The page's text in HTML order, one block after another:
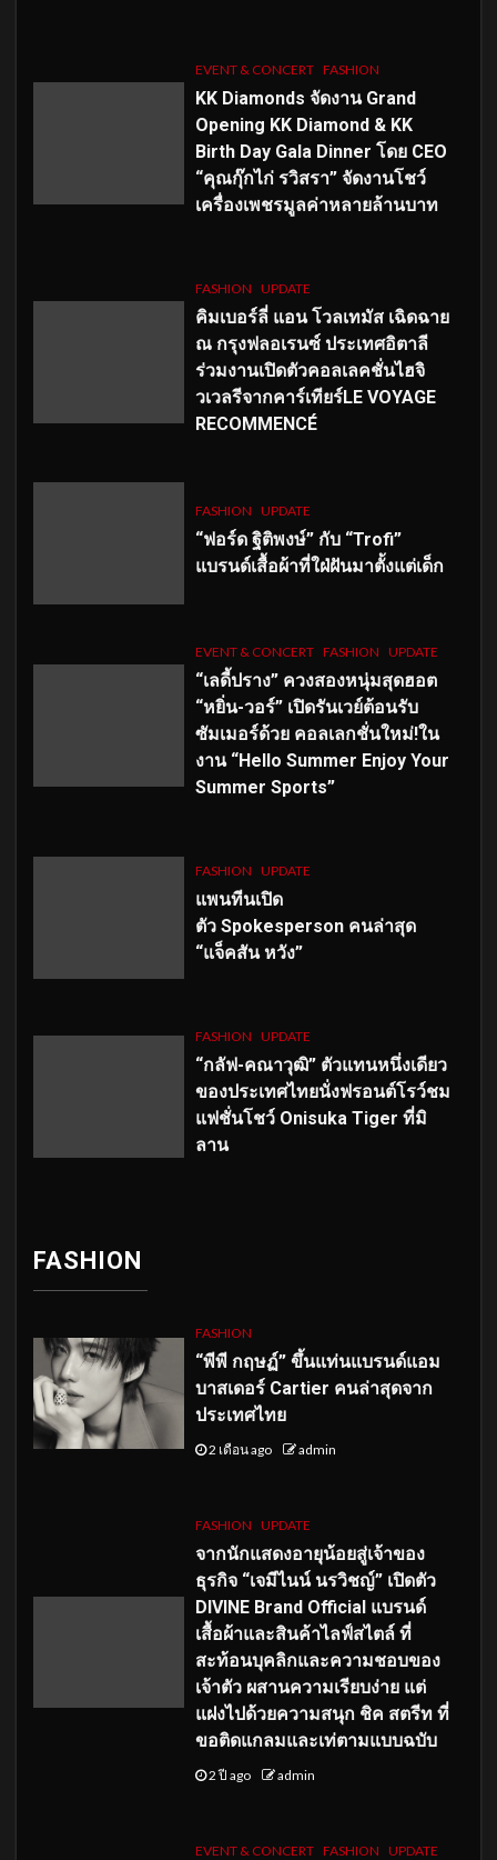
EVENT & CONCERT FASHION
KK Diamonds จัดงาน Grand
Opening KK Diamond & KK
Birth Day Gala Dinner โดย CEO
“คุณกุ๊กไก่ รวิสรา” จัดงานโชว์
เครื่องเพชรมูลค่าหลายล้านบาท
FASHION UPDATE
คิมเบอร์ลี่ แอน โวลเทมัส เฉิดฉาย
ณ กรุงฟลอเรนซ์ ประเทศอิตาลี
ร่วมงานเปิดตัวคอลเลคชั่นไฮจิ
วเวลรีจากคาร์เทียร์LE VOYAGE
RECOMMENCÉ
FASHION UPDATE
“ฟอร์ด ฐิติพงษ์” กับ “Trofi”
แบรนด์เสื้อผ้าที่ใฝ่ฝันมาตั้งแต่เด็ก
EVENT & CONCERT FASHION UPDATE
“เลดี้ปราง” ควงสองหนุ่มสุดฮอต
“หยิ่น-วอร์” เปิดรันเวย์ต้อนรับ
ซัมเมอร์ด้วย คอลเลกชั่นใหม่!ใน
งาน “Hello Summer Enjoy Your
Summer Sports”
FASHION UPDATE
แพนทีนเปิด
ตัว Spokesperson คนล่าสุด
“แจ็คสัน หวัง”
FASHION UPDATE
“กลัฟ-คณาวุฒิ” ตัวแทนหนึ่งเดียว
ของประเทศไทยนั่งฟรอนต์โรว์ชม
แฟชั่นโชว์ Onisuka Tiger ที่มิ
ลาน
FASHION
FASHION
“พีพี กฤษฏ์” ขึ้นแท่นแบรนด์แอม
บาสเดอร์ Cartier คนล่าสุดจาก
ประเทศไทย
2 เดือน ago admin
FASHION UPDATE
จากนักแสดงอายุน้อยสู่เจ้าของ
ธุรกิจ “เจมีไนน์ นรวิชญ์” เปิดตัว
DIVINE Brand Official แบรนด์
เสื้อผ้าและสินค้าไลฟ์สไตล์ ที่
สะท้อนบุคลิกและความชอบของ
เจ้าตัว ผสานความเรียบง่าย แต่
แฝงไปด้วยความสนุก ชิค สตรีท ที่
ขอติดแกลมและเท่ตามแบบฉบับ
2 ปี ago admin
EVENT & CONCERT FASHION UPDATE